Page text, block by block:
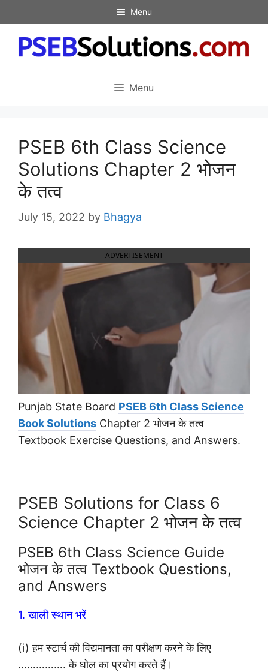
to
content
Menu
Menu
PSEB 6th Class Science
Solutions Chapter 2 भोजन
के तत्व
July 15, 2022 by Bhagya
ADVERTISEMENT
Punjab State Board PSEB 6th Class Science
Book Solutions Chapter 2 भोजन के तत्व
Textbook Exercise Questions, and Answers.
PSEB Solutions for Class 6
Science Chapter 2 भोजन के तत्व
PSEB 6th Class Science Guide
भोजन के तत्व Textbook Questions,
and Answers
1. खाली स्थान भरें
(i) हम स्टार्च की विद्यमानता का परीक्षण करने के लिए
……………. के घोल का प्रयोग करते हैं।